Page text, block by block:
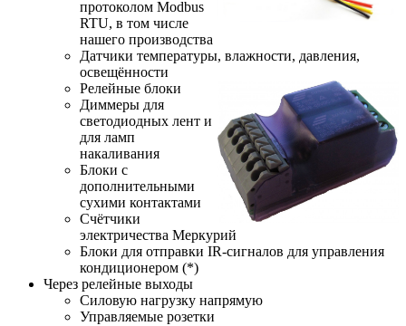
протоколом Modbus
RTU, в том числе
нашего производства
Датчики температуры, влажности, давления,
освещённости
Релейные блоки
Диммеры для
светодиодных лент и
для ламп
накаливания
Блоки с
дополнительными
сухими контактами
Счётчики
электричества Меркурий
Блоки для отправки IR-сигналов для управления
кондиционером (*)
Через релейные выходы
Силовую нагрузку напрямую
Управляемые розетки